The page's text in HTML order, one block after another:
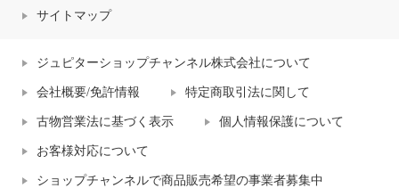
サイトマップ
ジュピターショップチャンネル株式会社について
会社概要/免許情報 特定商取引法に関して
古物営業法に基づく表示 個人情報保護について
お客様対応について
ショップチャンネルで商品販売希望の事業者募集中